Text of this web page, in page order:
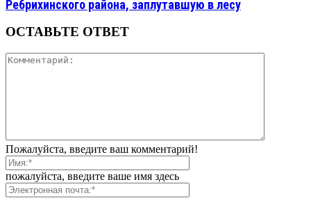
Ребрихинского района, заплутавшую в лесу
ОСТАВЬТЕ ОТВЕТ
Пожалуйста, введите ваш комментарий!
пожалуйста, введите ваше имя здесь